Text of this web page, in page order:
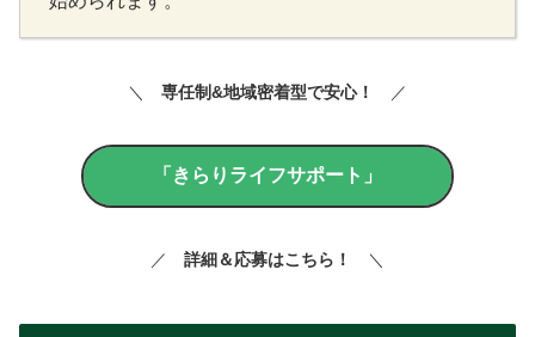
＼ 専任制&地域密着型で安心！ ／
「きらりライフサポート」
／ 詳細＆応募はこちら ！ ＼